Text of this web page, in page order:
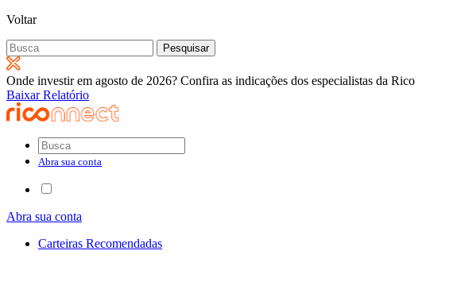
Voltar
Pesquisar
por:
Onde investir em agosto de 2026? Confira as indicações dos especialistas da Rico
Baixar Relatório
Abra sua conta
Abra sua conta
Carteiras Recomendadas